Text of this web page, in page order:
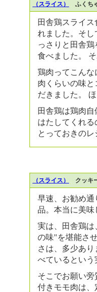
（スライス） ふくち
田舎鶏スライ
れました。そ
っさりと田舎
食べました。
鶏肉ってこん
肉くらいの味
だきました。
田舎鶏は鶏肉
はたしてくれ
とっておきの
（スライス） クッキ
早速、お勧め
品。本当に美
実は、田舎鶏
の味"を堪能さ
さは、多少あ
べているとい
そこでお願い
付きモモ肉は、